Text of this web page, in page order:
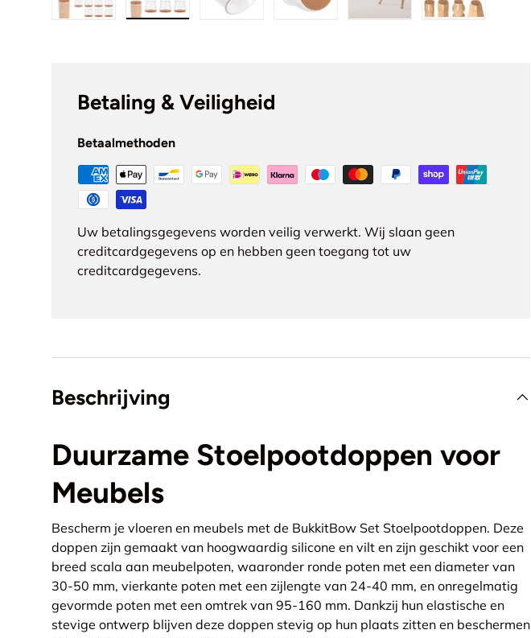
Betaling & Veiligheid
Betaalmethoden
Uw betalingsgegevens worden veilig verwerkt. Wij slaan geen
creditcardgegevens op en hebben geen toegang tot uw
creditcardgegevens.
Beschrijving
Duurzame Stoelpootdoppen voor
Meubels
Bescherm je vloeren en meubels met de BukkitBow Set Stoelpootdoppen. Deze
doppen zijn gemaakt van hoogwaardig silicone en vilt en zijn geschikt voor een
breed scala aan meubelpoten, waaronder ronde poten met een diameter van
30-50 mm, vierkante poten met een zijlengte van 24-40 mm, en onregelmatig
gevormde poten met een omtrek van 95-160 mm. Dankzij hun elastische en
stevige ontwerp blijven deze doppen stevig op hun plaats zitten en beschermen